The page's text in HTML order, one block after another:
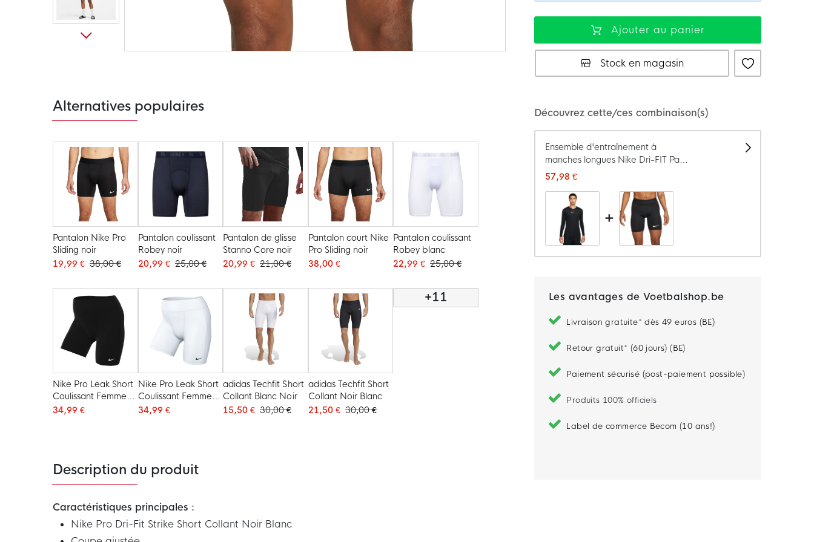
Galerie
d’images
Ajouter au panier
Stock en magasin
Découvrez cette/ces combinaison(s)
Ensemble d'entraînement à
manches longues Nike Dri-FIT Park
Noir
57,98 €
+
Les avantages de Voetbalshop.be
Livraison gratuite* dès 49 euros (BE)
Retour gratuit* (60 jours) (BE)
Paiement sécurisé (post-paiement possible)
Produits 100% officiels
Label de commerce Becom (10 ans!)
Alternatives populaires
Pantalon Nike Pro
Sliding noir
19,99 € 38,00 €
Pantalon coulissant
Robey noir
20,99 € 25,00 €
Pantalon de glisse
Stanno Core noir
20,99 € 21,00 €
Pantalon court Nike
Pro Sliding noir
38,00 €
Pantalon coulissant
Robey blanc
22,99 € 25,00 €
Nike Pro Leak Short
Coulissant Femmes
Noir Blanc
34,99 €
Nike Pro Leak Short
Coulissant Femmes
Blanc Noir
34,99 €
adidas Techfit Short
Collant Blanc Noir
15,50 € 30,00 €
adidas Techfit Short
Collant Noir Blanc
21,50 € 30,00 €
+11
Description du produit
Caractéristiques principales :
Nike Pro Dri-Fit Strike Short Collant Noir Blanc